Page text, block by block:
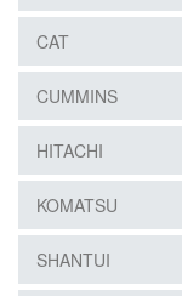
CAT
CUMMINS
HITACHI
KOMATSU
SHANTUI